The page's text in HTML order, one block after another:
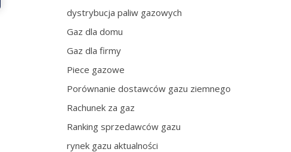
dystrybucja paliw gazowych
Gaz dla domu
Gaz dla firmy
Piece gazowe
Porównanie dostawców gazu ziemnego
Rachunek za gaz
Ranking sprzedawców gazu
rynek gazu aktualności